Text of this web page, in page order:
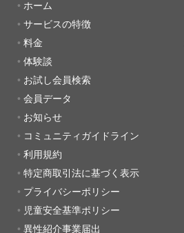
ホーム
サービスの特徴
料金
体験談
お試し会員検索
会員データ
お知らせ
コミュニティガイドライン
利用規約
特定商取引法に基づく表示
プライバシーポリシー
児童安全基準ポリシー
異性紹介事業届出